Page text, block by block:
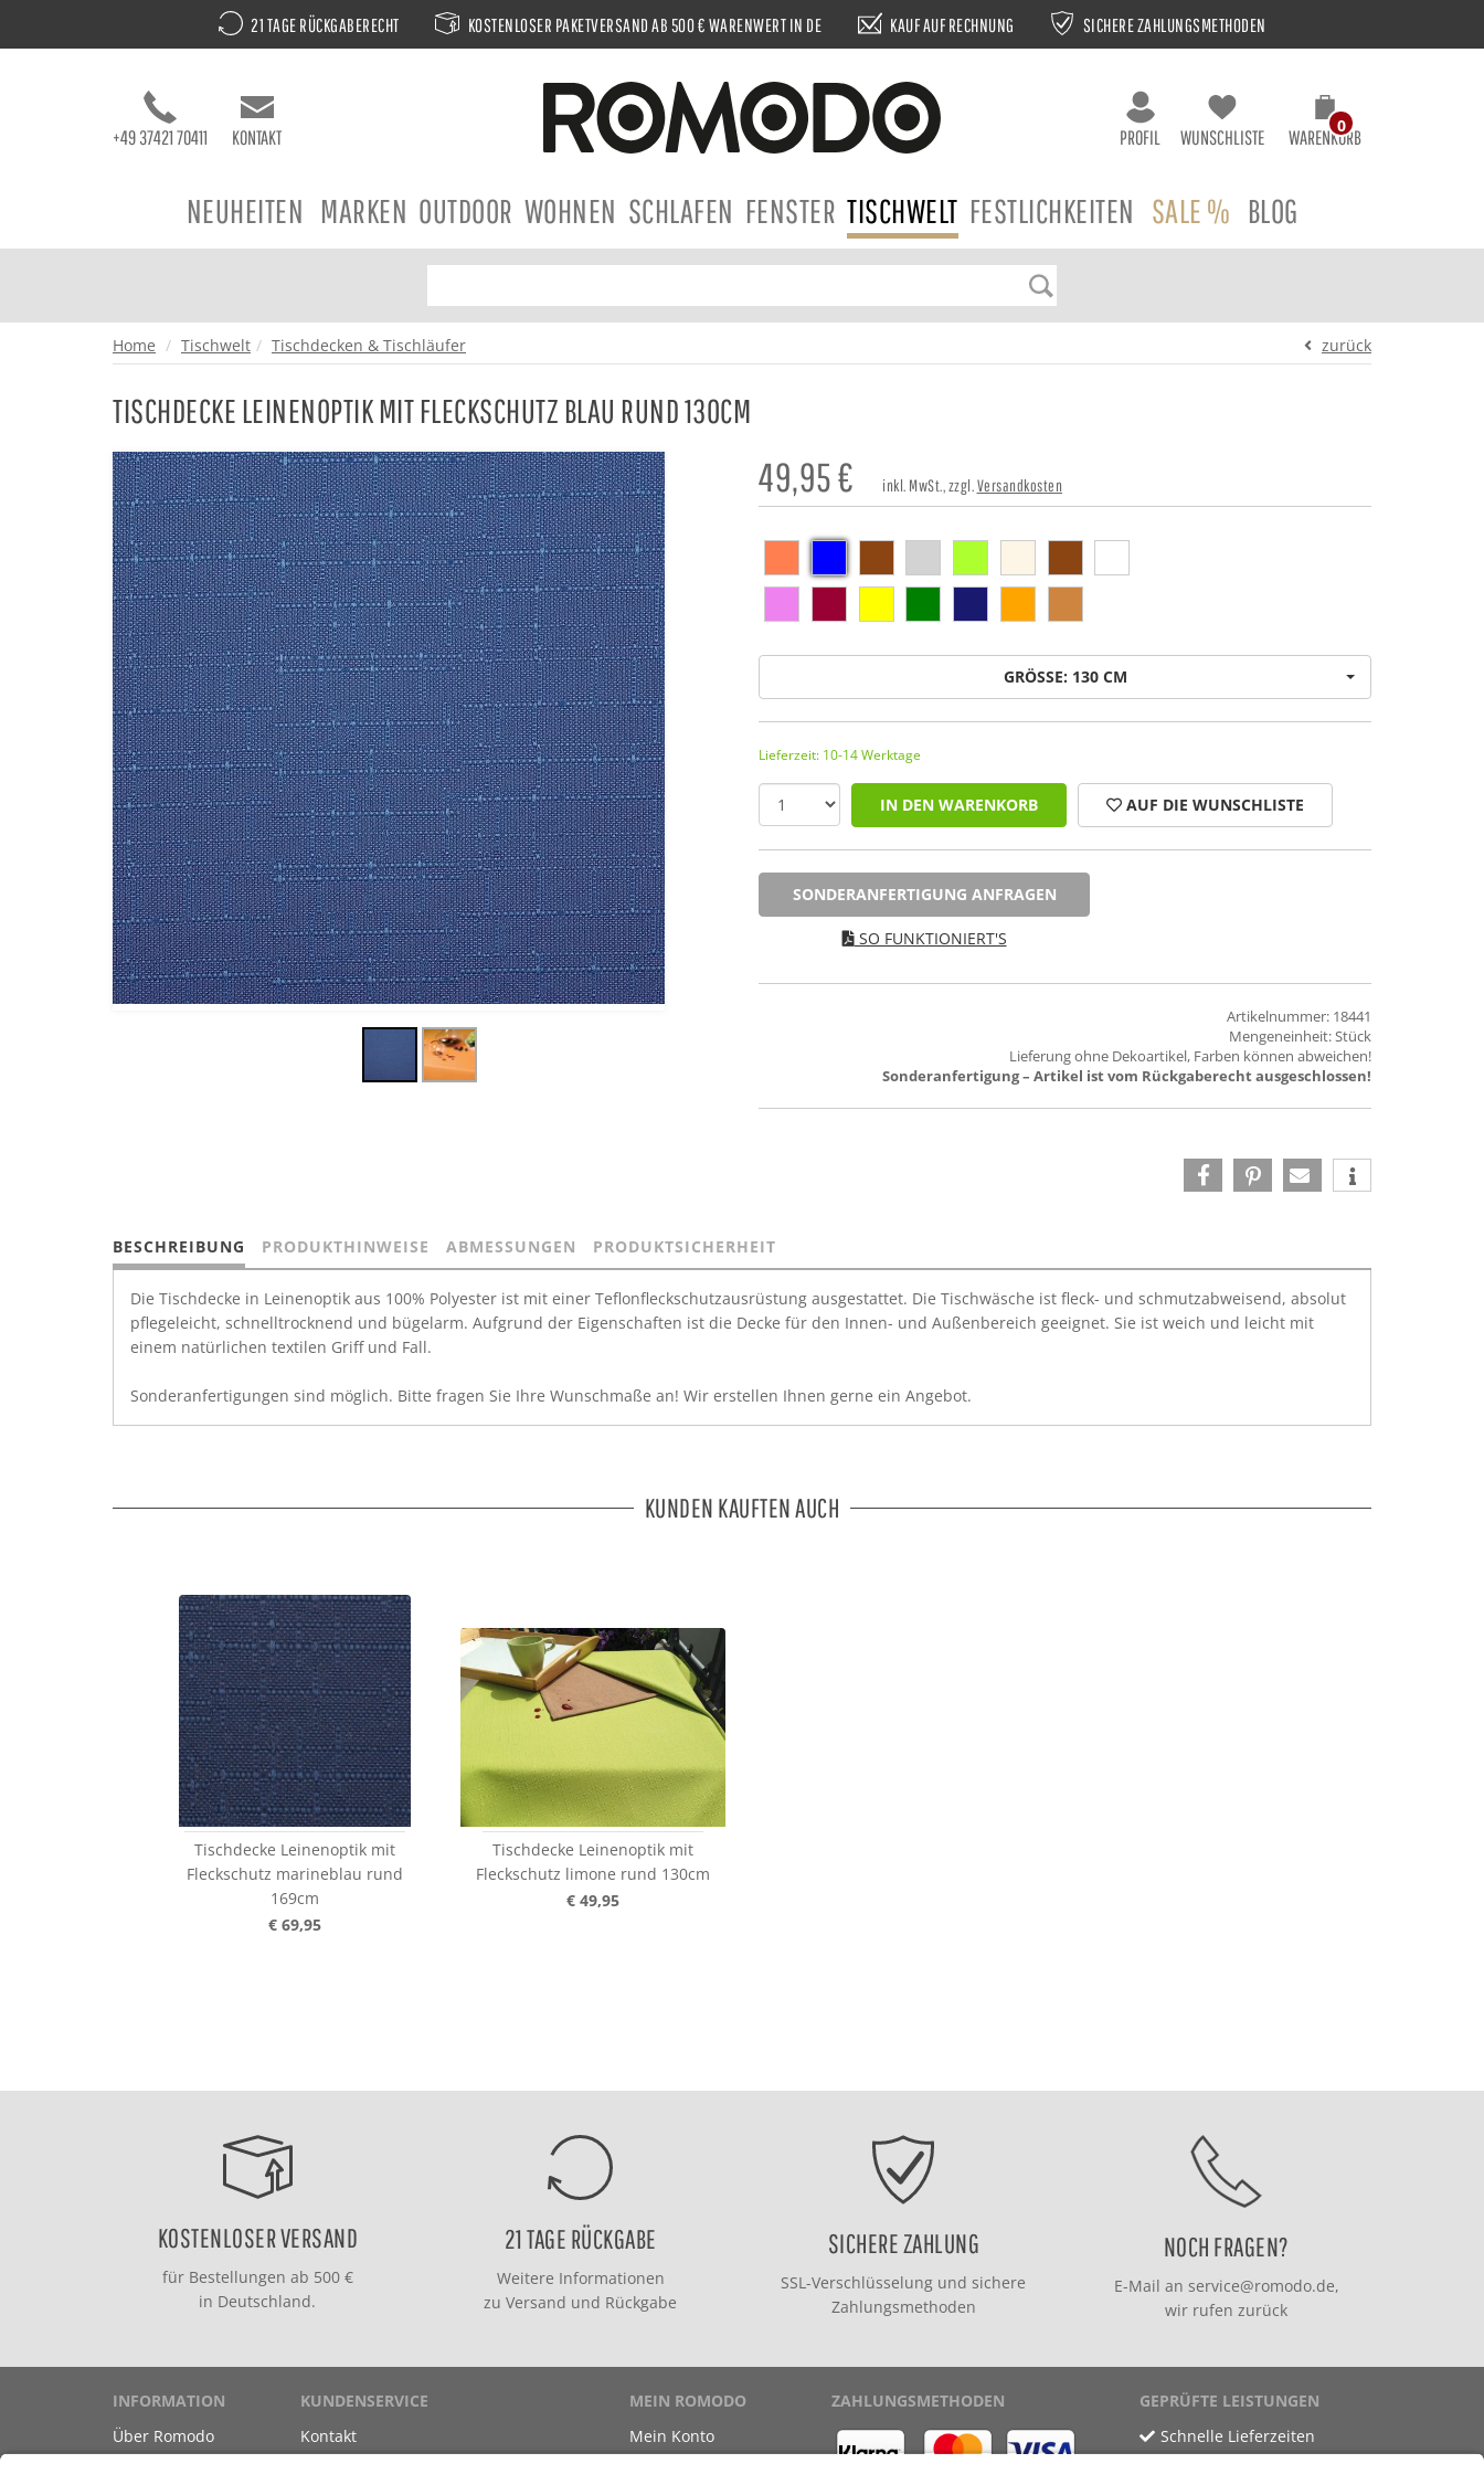
21 TAGE RÜCKGABERECHT KOSTENLOSER PAKETVERSAND AB 500 € WARENWERT IN DE KAUF AUF RECHNUNG SICHERE ZAHLUNGSMETHODEN
+49 37421 70411 KONTAKT PROFIL WUNSCHLISTE WARENKORB
0
NEUHEITEN MARKEN OUTDOOR WOHNEN SCHLAFEN FENSTER TISCHWELT FESTLICHKEITEN SALE % BLOG
Home Tischwelt Tischdecken & Tischläufer zurück
TISCHDECKE LEINENOPTIK MIT FLECKSCHUTZ BLAU RUND 130CM
49,95€ inkl. MwSt., zzgl.Versandkosten
GRÖSSE: 130 CM
Lieferzeit: 10-14 Werktage
IN DEN WARENKORB AUF DIE WUNSCHLISTE
SONDERANFERTIGUNG ANFRAGEN
SO FUNKTIONIERT'S
Artikelnummer: 18441
Mengeneinheit: Stück
Lieferung ohne Dekoartikel, Farben können abweichen!
Sonderanfertigung – Artikel ist vom Rückgaberecht ausgeschlossen!
BESCHREIBUNG PRODUKTHINWEISE ABMESSUNGEN PRODUKTSICHERHEIT
Die Tischdecke in Leinenoptik aus 100% Polyester ist mit einer Teflonfleckschutzausrüstung ausgestattet. Die Tischwäsche ist fleck- und schmutzabweisend, absolut
pflegeleicht, schnelltrocknend und bügelarm. Aufgrund der Eigenschaften ist die Decke für den Innen- und Außenbereich geeignet. Sie ist weich und leicht mit
einem natürlichen textilen Griff und Fall.
Sonderanfertigungen sind möglich. Bitte fragen Sie Ihre Wunschmaße an! Wir erstellen Ihnen gerne ein Angebot.
KUNDEN KAUFTEN AUCH
Tischdecke Leinenoptik mit
Fleckschutz marineblau rund
169cm
€ 69,95
Tischdecke Leinenoptik mit
Fleckschutz limone rund 130cm
€ 49,95
KOSTENLOSER VERSAND
für Bestellungen ab 500 €
in Deutschland.
21 TAGE RÜCKGABE
Weitere Informationen
zuVersand und Rückgabe
SICHERE ZAHLUNG
SSL-Verschlüsselung und sichere
Zahlungsmethoden
NOCH FRAGEN?
E-Mail an service@romodo.de,
wir rufen zurück
INFORMATION
Über Romodo
KUNDENSERVICE
Kontakt
MEIN ROMODO
Mein Konto
ZAHLUNGSMETHODEN
GEPRÜFTE LEISTUNGEN
Schnelle Lieferzeiten